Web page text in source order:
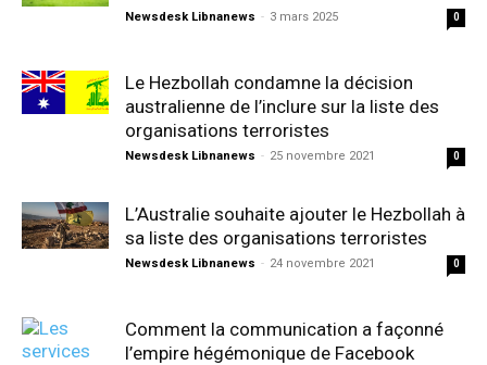
Newsdesk Libnanews - 3 mars 2025 0
Le Hezbollah condamne la décision
australienne de l’inclure sur la liste des
organisations terroristes
Newsdesk Libnanews - 25 novembre 2021 0
L’Australie souhaite ajouter le Hezbollah à
sa liste des organisations terroristes
Newsdesk Libnanews - 24 novembre 2021 0
Comment la communication a façonné
l’empire hégémonique de Facebook